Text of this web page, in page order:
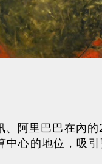
阿里巴巴在內
心的地位，吸